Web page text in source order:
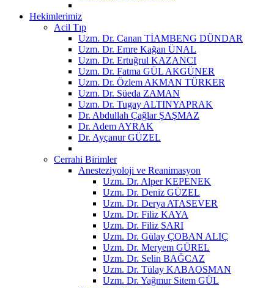
Hekimlerimiz
Acil Tıp
Uzm. Dr. Canan TİAMBENG DÜNDAR
Uzm. Dr. Emre Kağan ÜNAL
Uzm. Dr. Ertuğrul KAZANCI
Uzm. Dr. Fatma GÜL AKGÜNER
Uzm. Dr. Özlem AKMAN TÜRKER
Uzm. Dr. Süeda ZAMAN
Uzm. Dr. Tugay ALTINYAPRAK
Dr. Abdullah Çağlar ŞAŞMAZ
Dr. Adem AYRAK
Dr. Ayçanur GÜZEL
Cerrahi Birimler
Anesteziyoloji ve Reanimasyon
Uzm. Dr. Alper KEPENEK
Uzm. Dr. Deniz GÜZEL
Uzm. Dr. Derya ATASEVER
Uzm. Dr. Filiz KAYA
Uzm. Dr. Filiz SARI
Uzm. Dr. Gülay ÇOBAN ALIÇ
Uzm. Dr. Meryem GÜREL
Uzm. Dr. Selin BAĞCAZ
Uzm. Dr. Tülay KABAOSMAN
Uzm. Dr. Yağmur Sitem GÜL